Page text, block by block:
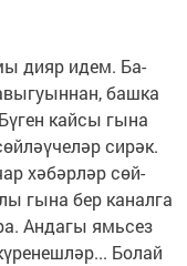
дияр идем. Ба­
башка
кайсы гына
сирәк.
хәбәрләр сөй­
гына бер каналга
Андагы ямьсез
Болай